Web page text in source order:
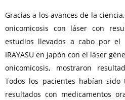
Gracias a los avances de la
onicomicosis con láser con
estudios llevados a cabo por el
IRAYASU en Japón con el láser
onicomicosis, mostraron
Todos los pacientes habían sido
resultados con medicamentos